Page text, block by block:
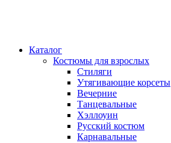
Каталог
Костюмы для взрослых
Стиляги
Утягивающие корсеты
Вечерние
Танцевальные
Хэллоуин
Русский костюм
Карнавальные